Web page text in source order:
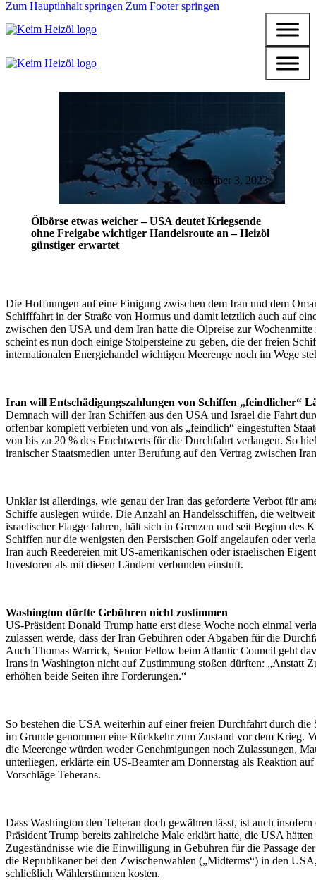
Zum Hauptinhalt springen Zum Footer springen
Ölbörse etwas weicher – USA deutet Kriegsende
ohne Freigabe wichtiger Handelsroute an – Heizöl
günstiger erwartet
November 3, 2023
Die Hoffnungen auf eine Einigung zwischen dem Iran und dem
Schifffahrt in der Straße von Hormus und damit letztlich auch auf
zwischen den USA und dem Iran hatte die Ölpreise zur
scheint es nun doch einige Stolpersteine zu geben, die der freien
internationalen Energiehandel wichtigen Meerenge noch im Wege
Iran will Entschädigungszahlungen von Schiffen „feindlicher“
Demnach will der Iran Schiffen aus den USA und Israel die Fahrt
offenbar komplett verbieten und von als „feindlich“ eingestuften
von bis zu 20 % des Frachtwerts für die Durchfahrt verlangen. So
iranischer Staatsmedien unter Berufung auf den Vertrag zwischen
Unklar ist allerdings, wie genau der Iran das geforderte Verbot für
Schiffe auslegen würde. Die Anzahl an Handelsschiffen, die
israelischer Flagge fahren, hält sich in Grenzen und seit Beginn des
Schiffen nur die wenigsten den Persischen Golf angelaufen oder
Iran auch Reedereien mit US-amerikanischen oder israelischen
Investoren als mit diesen Ländern verbunden einstuft.
Washington dürfte Gebühren nicht zustimmen
US-Präsident Donald Trump hatte erst diese Woche noch einmal
zulassen werde, dass der Iran Gebühren oder Abgaben für die
Auch Thomas Warrick, Senior Fellow beim Atlantic Council geht
Irans in Washington nicht auf Zustimmung stoßen dürften: „Anstatt
erhöhen beide Seiten ihre Forderungen.“
So bestehen die USA weiterhin auf einer freien Durchfahrt durch
im Grunde genommen eine Rückkehr zum Zustand vor dem Krieg.
die Meerenge würden weder Genehmigungen noch Zulassungen,
unterliegen, erklärte ein US-Beamter am Donnerstag als Reaktion
Vorschläge Teherans.
Dass Washington den Teheran doch gewähren lässt, ist auch
Präsident Trump bereits zahlreiche Male erklärt hatte, die USA
Zugeständnisse wie die Einwilligung in Gebühren für die Passage
die Republikaner bei den Zwischenwahlen („Midterms“) in den
schließlich Wählerstimmen kosten.